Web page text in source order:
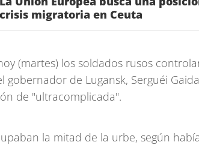
crisis migratoria en Ceuta
(martes) los soldados rusos
gobernador de Lugansk, Serguéi
de "ultracomplicada".
la mitad de la urbe, según